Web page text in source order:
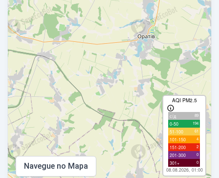
AQI PM2.5
с/д 89
0-50 194
51-100 61
101-150 4
151-200 2
201-300 0
301+ 0
08.08.2026, 01:00
Navegue no Mapa